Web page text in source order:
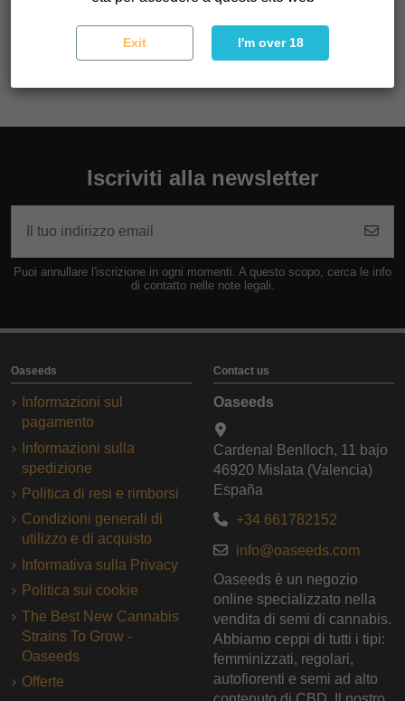
Iscriviti alla newsletter
Puoi annullare l'iscrizione in ogni momenti. A questo scopo, cerca le info
di contatto nelle note legali.
Oaseeds
Informazioni sul
pagamento
Informazioni sulla
spedizione
Politica di resi e rimborsi
Condizioni generali di
utilizzo e di acquisto
Informativa sulla Privacy
Politica sui cookie
The Best New Cannabis
Strains To Grow -
Oaseeds
Offerte
Contact us
Oaseeds
Cardenal Benlloch, 11 bajo
46920 Mislata (Valencia)
España
+34 661782152
info@oaseeds.com
Oaseeds è un negozio
online specializzato nella
vendita di semi di cannabis.
Abbiamo ceppi di tutti i tipi:
femminizzati, regolari,
autofiorenti e semi ad alto
Exit I'm over 18